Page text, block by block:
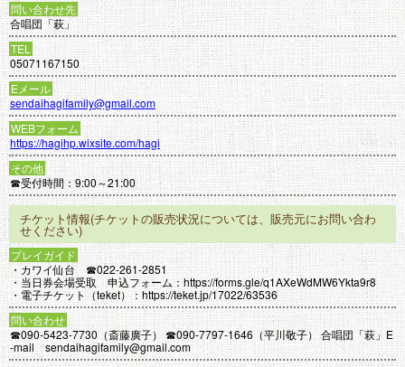
問い合わせ先
合唱団「萩」
TEL
05071167150
Eメール
sendaihagifamily@gmail.com
WEBフォーム
https://hagihp.wixsite.com/hagi
その他
☎受付時間：9:00～21:00
チケット情報(チケットの販売状況については、販売元にお問い合わ
せください)
プレイガイド
・カワイ仙台 ☎022-261-2851
・当日券会場受取 申込フォーム：https://forms.gle/q1AXeWdMW6Ykta9r8
・電子チケット（teket）：https://teket.jp/17022/63536
問い合わせ
☎090-5423-7730（斎藤廣子） ☎090-7797-1646（平川敬子） 合唱団「萩」E
-mail sendaihagifamily@gmail.com